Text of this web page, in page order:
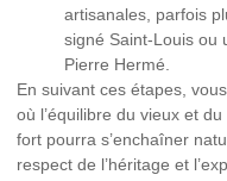
artisanales, parfois
signé Saint-Louis ou
Pierre Hermé.
En suivant ces étapes,
où l’équilibre du vieux et
fort pourra s’enchaîner
respect de l’héritage et